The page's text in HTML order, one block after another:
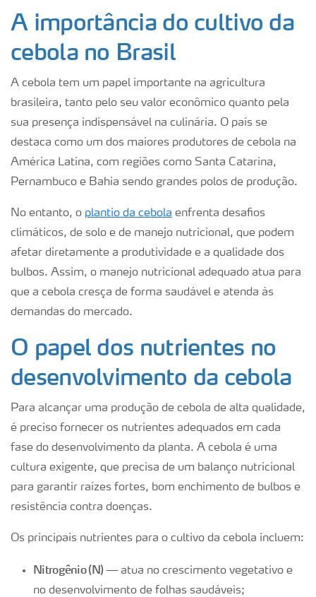
A importância do cultivo da
cebola no Brasil
A cebola tem um papel importante na agricultura
brasileira, tanto pelo seu valor econômico quanto pela
sua presença indispensável na culinária. O país se
destaca como um dos maiores produtores de cebola na
América Latina, com regiões como Santa Catarina,
Pernambuco e Bahia sendo grandes polos de produção.
No entanto, o plantio da cebola enfrenta desafios
climáticos, de solo e de manejo nutricional, que podem
afetar diretamente a produtividade e a qualidade dos
bulbos. Assim, o manejo nutricional adequado atua para
que a cebola cresça de forma saudável e atenda às
demandas do mercado.
O papel dos nutrientes no
desenvolvimento da cebola
Para alcançar uma produção de cebola de alta qualidade,
é preciso fornecer os nutrientes adequados em cada
fase do desenvolvimento da planta. A cebola é uma
cultura exigente, que precisa de um balanço nutricional
para garantir raízes fortes, bom enchimento de bulbos e
resistência contra doenças.
Os principais nutrientes para o cultivo da cebola incluem:
Nitrogênio (N) —atua no crescimento vegetativo e
no desenvolvimento de folhas saudáveis;